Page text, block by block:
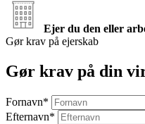
Ejer du den eller
Gør krav på ejerskab
Gør krav på din
Fornavn*
Efternavn*